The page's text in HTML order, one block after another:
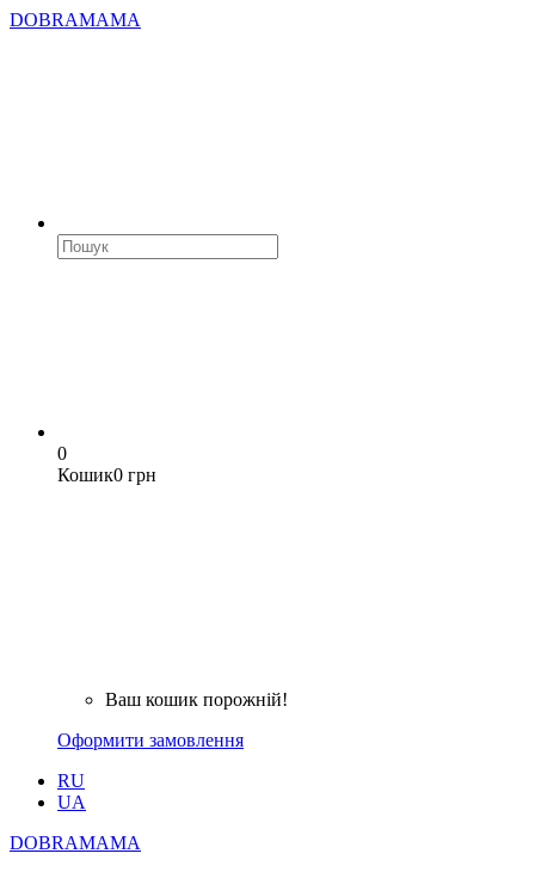
DOBRAMAMA
0
Кошик0 грн
Ваш кошик порожній!
Оформити замовлення
RU
UA
DOBRAMAMA